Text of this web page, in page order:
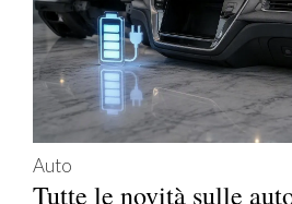
Auto
Tutte le novità sulle